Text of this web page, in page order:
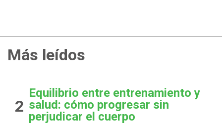
Más leídos
2
Equilibrio entre entrenamiento y
salud: cómo progresar sin
perjudicar el cuerpo